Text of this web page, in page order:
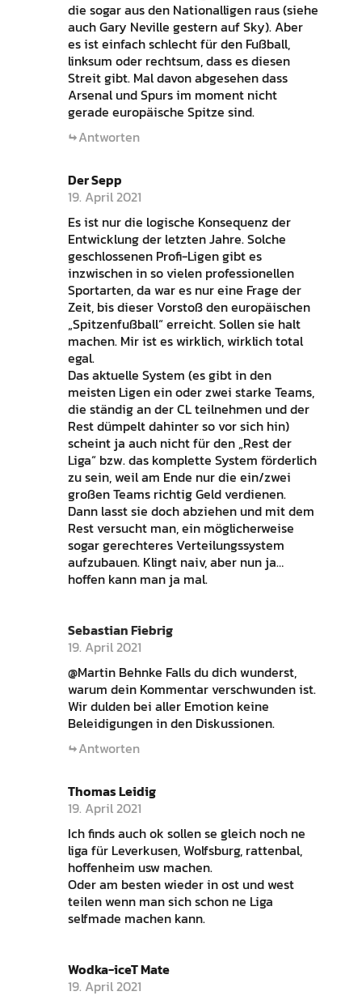
die sogar aus den Nationalligen raus (siehe
auch Gary Neville gestern auf Sky). Aber
es ist einfach schlecht für den Fußball,
linksum oder rechtsum, dass es diesen
Streit gibt. Mal davon abgesehen dass
Arsenal und Spurs im moment nicht
gerade europäische Spitze sind.
Antworten
Der Sepp
19. April 2021
Es ist nur die logische Konsequenz der
Entwicklung der letzten Jahre. Solche
geschlossenen Profi-Ligen gibt es
inzwischen in so vielen professionellen
Sportarten, da war es nur eine Frage der
Zeit, bis dieser Vorstoß den europäischen
„Spitzenfußball“ erreicht. Sollen sie halt
machen. Mir ist es wirklich, wirklich total
egal.
Das aktuelle System (es gibt in den
meisten Ligen ein oder zwei starke Teams,
die ständig an der CL teilnehmen und der
Rest dümpelt dahinter so vor sich hin)
scheint ja auch nicht für den „Rest der
Liga“ bzw. das komplette System förderlich
zu sein, weil am Ende nur die ein/zwei
großen Teams richtig Geld verdienen.
Dann lasst sie doch abziehen und mit dem
Rest versucht man, ein möglicherweise
sogar gerechteres Verteilungssystem
aufzubauen. Klingt naiv, aber nun ja…
hoffen kann man ja mal.
Sebastian Fiebrig
19. April 2021
@Martin Behnke Falls du dich wunderst,
warum dein Kommentar verschwunden ist.
Wir dulden bei aller Emotion keine
Beleidigungen in den Diskussionen.
Antworten
Thomas Leidig
19. April 2021
Ich finds auch ok sollen se gleich noch ne
liga für Leverkusen, Wolfsburg, rattenbal,
hoffenheim usw machen.
Oder am besten wieder in ost und west
teilen wenn man sich schon ne Liga
selfmade machen kann.
Wodka-iceT Mate
19. April 2021